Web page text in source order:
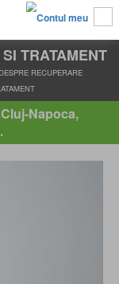
TRATAMENT
TOTUL DESPRE
SI TRATAMENT
Napoca,